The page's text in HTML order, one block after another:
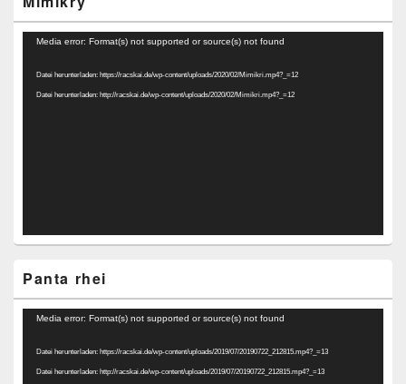
Video-
Media error: Format(s) not supported or source(s) not found
Datei herunterladen: https://racskai.de/wp-content/uploads/2020/02/Mimikri.mp4?_=12
Datei herunterladen: http://racskai.de/wp-content/uploads/2020/02/Mimikri.mp4?_=12
Panta rhei
Video-
Media error: Format(s) not supported or source(s) not found
Datei herunterladen: https://racskai.de/wp-content/uploads/2019/07/20190722_212815.mp4?_=13
Datei herunterladen: http://racskai.de/wp-content/uploads/2019/07/20190722_212815.mp4?_=13